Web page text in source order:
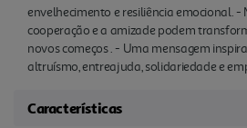
envelhecimento e resiliência emocional. -
cooperação e a amizade podem
novos começos . - Uma mensagem
altruísmo, entreajuda, solidariedade e
Características